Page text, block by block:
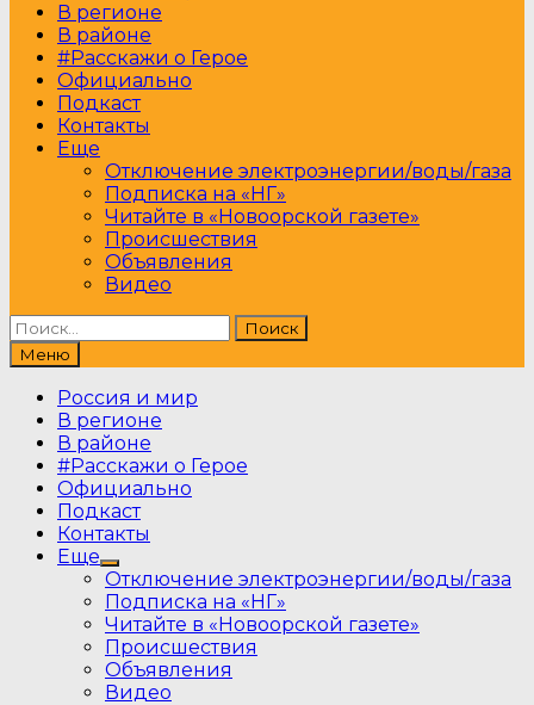
В регионе
В районе
#Расскажи о Герое
Официально
Подкаст
Контакты
Еще
Отключение электроэнергии/воды/газа
Подписка на «НГ»
Читайте в «Новоорской газете»
Происшествия
Объявления
Видео
Найти:
Меню
Россия и мир
В регионе
В районе
#Расскажи о Герое
Официально
Подкаст
Контакты
Еще
Show
sub
menu
Отключение электроэнергии/воды/газа
Подписка на «НГ»
Читайте в «Новоорской газете»
Происшествия
Объявления
Видео